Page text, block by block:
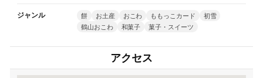
ジャンル 餅 お土産 おこわ ももっこカード
初雪
鶴山おこわ
和菓子 菓子・スイーツ
アクセス